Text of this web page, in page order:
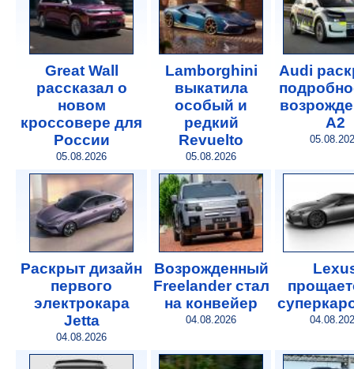
Great Wall
рассказал о
новом
кроссовере для
России
05.08.2026
Lamborghini
выкатила
особый и
редкий
Revuelto
05.08.2026
Audi
A2
Раскрыт дизайн
первого
электрокара
Jetta
04.08.2026
Возрожденный
Freelander стал
на конвейер
04.08.2026